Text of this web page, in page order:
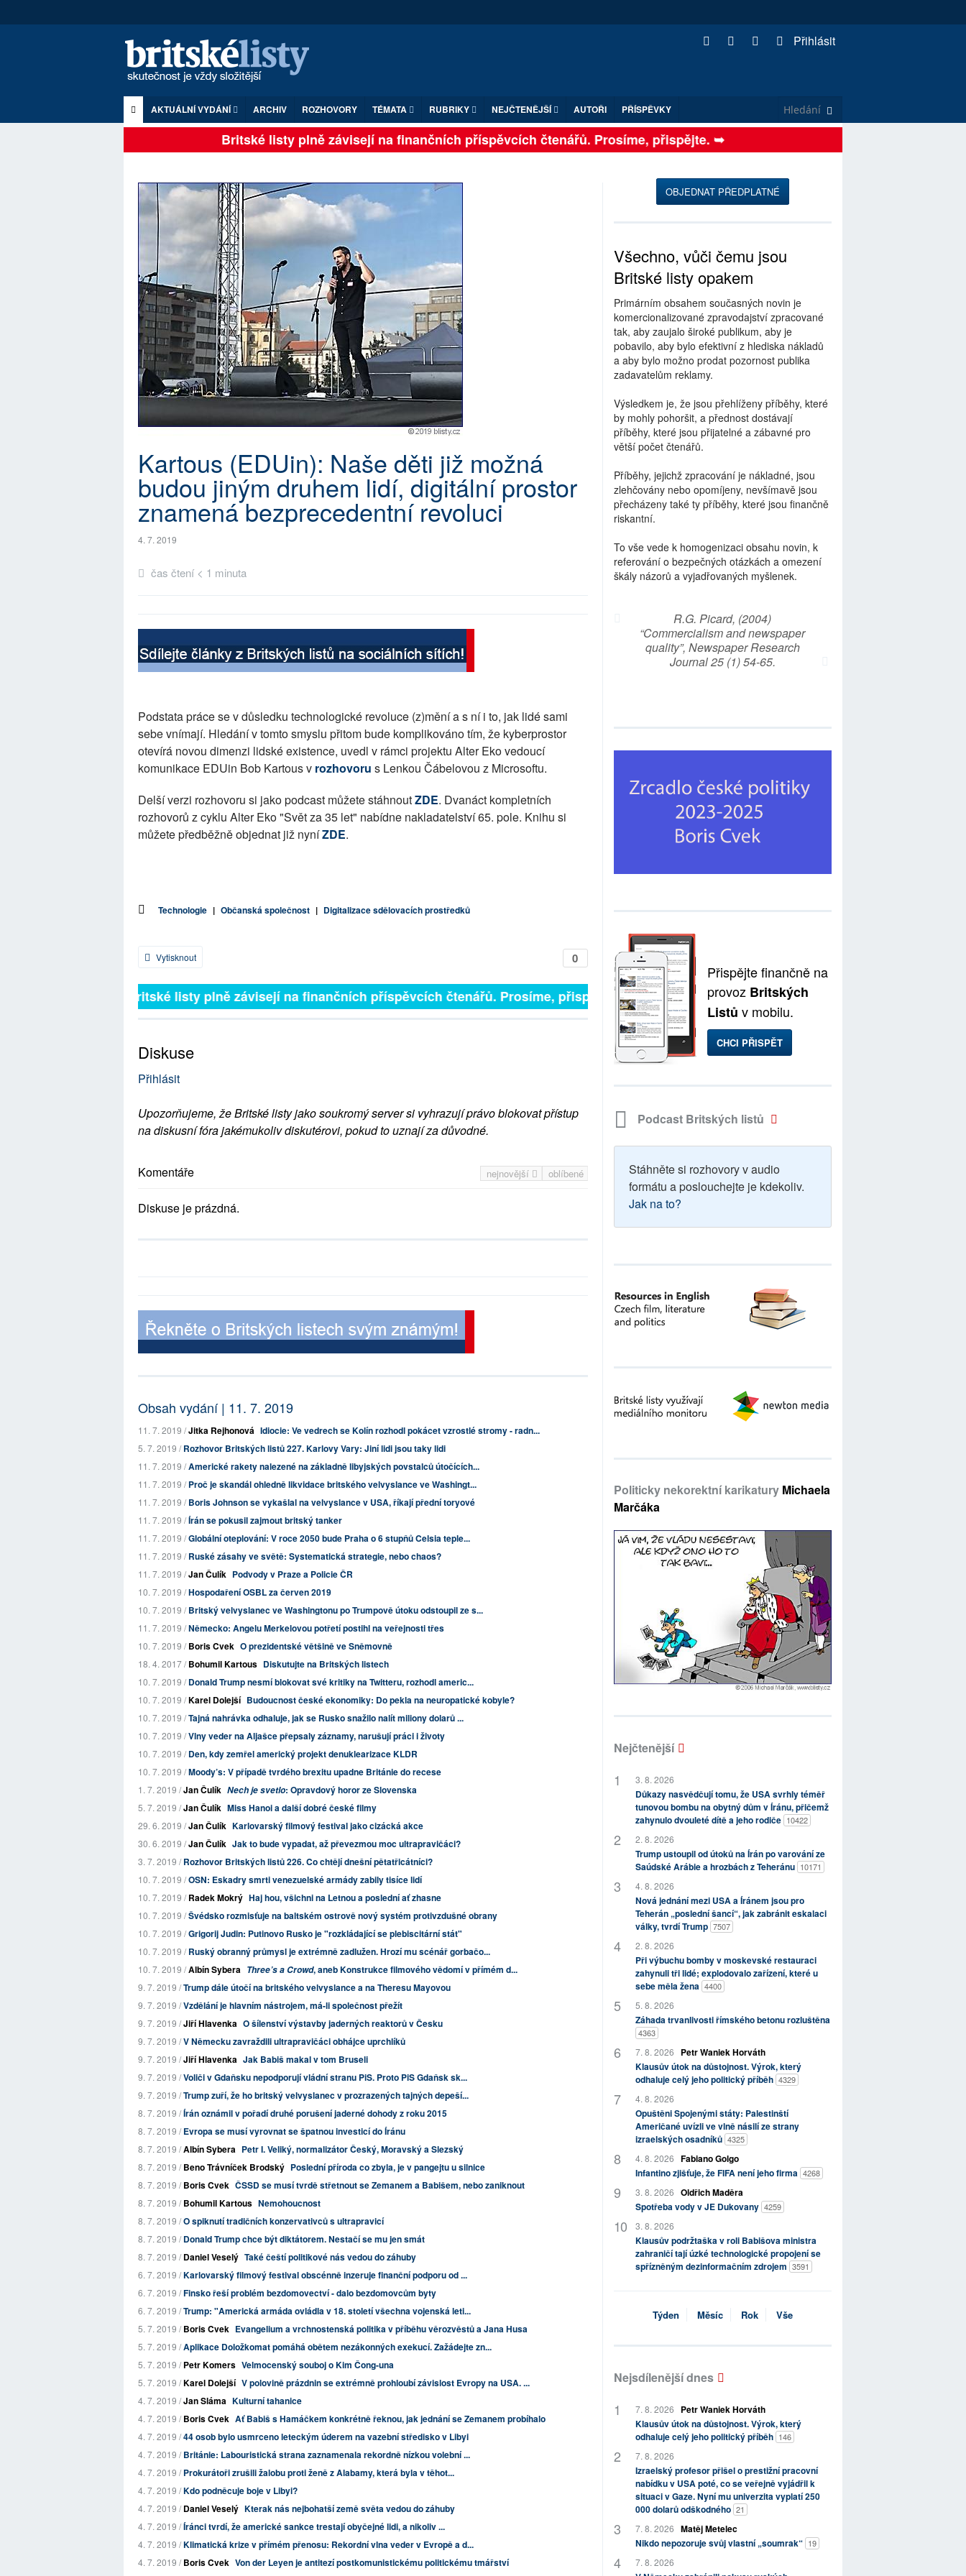
Přihlásit
AKTUÁLNÍ VYDÁNÍ ARCHIV ROZHOVORY TÉMATA RUBRIKY NEJČTENĚJŠÍ AUTOŘI PŘÍSPĚVKY
Britské listy plně závisejí na finančních příspěvcích čtenářů. Prosíme, přispějte. ➥
Kartous (EDUin): Naše děti již možná
budou jiným druhem lidí, digitální prostor
znamená bezprecedentní revoluci
4. 7. 2019
čas čtení < 1 minuta
Podstata práce se v důsledku technologické revoluce (z)mění a s ní i to, jak lidé sami
sebe vnímají. Hledání v tomto smyslu přitom bude komplikováno tím, že kyberprostor
otevírá novou dimenzi lidské existence, uvedl v rámci projektu Alter Eko vedoucí
komunikace EDUin Bob Kartous v rozhovoru s Lenkou Čábelovou z Microsoftu.
Delší verzi rozhovoru si jako podcast můžete stáhnoutZDE. Dvanáct kompletních
rozhovorů z cyklu Alter Eko "Svět za 35 let" nabídne nakladatelství 65. pole. Knihu si
můžete předběžně objednat již nyníZDE.
Technologie | Občanská společnost | Digitalizace sdělovacích prostředků
0
Vytisknout
Britské listy plně závisejí na finančních příspěvcích čtenářů. Prosíme, přispějte. ➥
Diskuse
Přihlásit
Upozorňujeme, že Britské listy jako soukromý server si vyhrazují právo blokovat přístup
na diskusní fóra jakémukoliv diskutérovi, pokud to uznají za důvodné.
nejnovější oblíbené
Komentáře
Diskuse je prázdná.
Obsah vydání | 11. 7. 2019
11. 7. 2019 /Jitka Rejhonová Idiocie: Ve vedrech se Kolín rozhodl pokácet vzrostlé stromy - radn...
5. 7. 2019 /Rozhovor Britských listů 227. Karlovy Vary: Jiní lidi jsou taky lidi
11. 7. 2019 /Americké rakety nalezené na základně libyjských povstalců útočících...
11. 7. 2019 /Proč je skandál ohledně likvidace britského velvyslance ve Washingt...
11. 7. 2019 /Boris Johnson se vykašlal na velvyslance v USA, říkají přední toryové
11. 7. 2019 /Írán se pokusil zajmout britský tanker
11. 7. 2019 /Globální oteplování: V roce 2050 bude Praha o 6 stupňů Celsia teple...
11. 7. 2019 /Ruské zásahy ve světě: Systematická strategie, nebo chaos?
11. 7. 2019 /Jan Čulík Podvody v Praze a Policie ČR
10. 7. 2019 /Hospodaření OSBL za červen 2019
10. 7. 2019 /Britský velvyslanec ve Washingtonu po Trumpově útoku odstoupil ze s...
11. 7. 2019 /Německo: Angelu Merkelovou potřetí postihl na veřejnosti třes
10. 7. 2019 /Boris Cvek O prezidentské většině ve Sněmovně
18. 4. 2017 /Bohumil Kartous Diskutujte na Britských listech
10. 7. 2019 /Donald Trump nesmí blokovat své kritiky na Twitteru, rozhodl americ...
10. 7. 2019 /Karel Dolejší Budoucnost české ekonomiky: Do pekla na neuropatické kobyle?
10. 7. 2019 /Tajná nahrávka odhaluje, jak se Rusko snažilo nalít miliony dolarů ...
10. 7. 2019 /Vlny veder na Aljašce přepsaly záznamy, narušují práci i životy
10. 7. 2019 /Den, kdy zemřel americký projekt denuklearizace KLDR
10. 7. 2019 /Moody’s: V případě tvrdého brexitu upadne Británie do recese
1. 7. 2019 /Jan Čulík Nech je svetlo: Opravdový horor ze Slovenska
5. 7. 2019 /Jan Čulík Miss Hanoi a další dobré české filmy
29. 6. 2019 /Jan Čulík Karlovarský filmový festival jako cizácká akce
30. 6. 2019 /Jan Čulík Jak to bude vypadat, až převezmou moc ultrapravičáci?
3. 7. 2019 /Rozhovor Britských listů 226. Co chtějí dnešní pětatřicátníci?
10. 7. 2019 /OSN: Eskadry smrti venezuelské armády zabily tisíce lidí
10. 7. 2019 /Radek Mokrý Haj hou, všichni na Letnou a poslední ať zhasne
10. 7. 2019 /Švédsko rozmisťuje na baltském ostrově nový systém protivzdušné obrany
10. 7. 2019 /Grigorij Judin: Putinovo Rusko je "rozkládající se plebiscitární stát"
10. 7. 2019 /Ruský obranný průmysl je extrémně zadlužen. Hrozí mu scénář gorbačo...
10. 7. 2019 /Albín Sybera Three’s a Crowd, aneb Konstrukce filmového vědomí v přímém d...
9. 7. 2019 /Trump dále útočí na britského velvyslance a na Theresu Mayovou
9. 7. 2019 /Vzdělání je hlavním nástrojem, má-li společnost přežít
9. 7. 2019 /Jiří Hlavenka O šílenství výstavby jaderných reaktorů v Česku
9. 7. 2019 /V Německu zavraždili ultrapravičáci obhájce uprchlíků
9. 7. 2019 /Jiří Hlavenka Jak Babiš makal v tom Bruseli
9. 7. 2019 /Voliči v Gdaňsku nepodporují vládní stranu PiS. Proto PiS Gdaňsk sk...
9. 7. 2019 /Trump zuří, že ho britský velvyslanec v prozrazených tajných depeší...
8. 7. 2019 /Írán oznámil v pořadí druhé porušení jaderné dohody z roku 2015
8. 7. 2019 /Evropa se musí vyrovnat se špatnou investicí do Íránu
8. 7. 2019 /Albín Sybera Petr I. Veliký, normalizátor Český, Moravský a Slezský
8. 7. 2019 /Beno Trávníček Brodský Poslední příroda co zbyla, je v pangejtu u silnice
8. 7. 2019 /Boris Cvek ČSSD se musí tvrdě střetnout se Zemanem a Babišem, nebo zaniknout
8. 7. 2019 /Bohumil Kartous Nemohoucnost
8. 7. 2019 /O spiknutí tradičních konzervativců s ultrapravicí
8. 7. 2019 /Donald Trump chce být diktátorem. Nestačí se mu jen smát
8. 7. 2019 /Daniel Veselý Také čeští politikové nás vedou do záhuby
6. 7. 2019 /Karlovarský filmový festival obscénně inzeruje finanční podporu od ...
6. 7. 2019 /Finsko řeší problém bezdomovectví - dalo bezdomovcům byty
6. 7. 2019 /Trump: "Americká armáda ovládla v 18. století všechna vojenská leti...
5. 7. 2019 /Boris Cvek Evangelium a vrchnostenská politika v příběhu věrozvěstů a Jana Husa
5. 7. 2019 /Aplikace Doložkomat pomáhá obětem nezákonných exekucí. Zažádejte zn...
5. 7. 2019 /Petr Komers Velmocenský souboj o Kim Čong-una
5. 7. 2019 /Karel Dolejší V polovině prázdnin se extrémně prohloubí závislost Evropy na USA. ...
4. 7. 2019 /Jan Sláma Kulturní tahanice
4. 7. 2019 /Boris Cvek Ať Babiš s Hamáčkem konkrétně řeknou, jak jednání se Zemanem probíhalo
4. 7. 2019 /44 osob bylo usmrceno leteckým úderem na vazební středisko v Libyi
4. 7. 2019 /Británie: Labouristická strana zaznamenala rekordně nízkou volební ...
4. 7. 2019 /Prokurátoři zrušili žalobu proti ženě z Alabamy, která byla v těhot...
4. 7. 2019 /Kdo podněcuje boje v Libyi?
4. 7. 2019 /Daniel Veselý Kterak nás nejbohatší země světa vedou do záhuby
4. 7. 2019 /Íránci tvrdí, že americké sankce trestají obyčejné lidi, a nikoliv ...
4. 7. 2019 /Klimatická krize v přímém přenosu: Rekordní vlna veder v Evropě a d...
4. 7. 2019 /Boris Cvek Von der Leyen je antitezí postkomunistickému politickému tmářství
OBJEDNAT PŘEDPLATNÉ
Všechno, vůči čemu jsou
Britské listy opakem
Primárním obsahem současných novin je
komercionalizované zpravodajství zpracované
tak, aby zaujalo široké publikum, aby je
pobavilo, aby bylo efektivní z hlediska nákladů
a aby bylo možno prodat pozornost publika
zadavatelům reklamy.
Výsledkem je, že jsou přehlíženy příběhy, které
by mohly pohoršit, a přednost dostávají
příběhy, které jsou přijatelné a zábavné pro
větší počet čtenářů.
Příběhy, jejichž zpracování je nákladné, jsou
zlehčovány nebo opomíjeny, nevšímavě jsou
přecházeny také ty příběhy, které jsou finančně
riskantní.
To vše vede k homogenizaci obsahu novin, k
referování o bezpečných otázkách a omezení
škály názorů a vyjadřovaných myšlenek.
R.G. Picard, (2004)
“Commercialism and newspaper
quality”, Newspaper Research
Journal 25 (1) 54-65.
Přispějte finančně na
provoz Britských
Listů v mobilu.
CHCI PŘISPĚT
Podcast Britských listů
Stáhněte si rozhovory v audio
formátu a poslouchejte je kdekoliv.
Jak na to?
Politicky nekorektní karikatury Michaela
Marčáka
Nejčtenější
3. 8. 2026
Důkazy nasvědčují tomu, že USA svrhly téměř
tunovou bombu na obytný dům v Íránu, přičemž
zahynulo dvouleté dítě a jeho rodiče 10422
2. 8. 2026
Trump ustoupil od útoků na Írán po varování ze
Saúdské Arábie a hrozbách z Teheránu 10171
4. 8. 2026
Nová jednání mezi USA a Íránem jsou pro
Teherán „poslední šancí“, jak zabránit eskalaci
války, tvrdí Trump 7507
2. 8. 2026
Při výbuchu bomby v moskevské restauraci
zahynuli tři lidé; explodovalo zařízení, které u
sebe měla žena 4400
5. 8. 2026
Záhada trvanlivosti římského betonu rozluštěna
4363
7. 8. 2026
Petr Waniek Horváth
Klausův útok na důstojnost. Výrok, který
odhaluje celý jeho politický příběh 4329
4. 8. 2026
Opuštěni Spojenými státy: Palestinští
Američané uvízli ve vlně násilí ze strany
izraelských osadníků 4325
4. 8. 2026 Fabiano Golgo
Infantino zjišťuje, že FIFA není jeho firma 4268
3. 8. 2026 Oldřich Maděra
Spotřeba vody v JE Dukovany 4259
3. 8. 2026
Klausův podržtaška v roli Babišova ministra
zahraničí tají úzké technologické propojení se
spřízněným dezinformačním zdrojem 3591
Týden Měsíc Rok Vše
Nejsdílenější dnes
7. 8. 2026
Petr Waniek Horváth
Klausův útok na důstojnost. Výrok, který
odhaluje celý jeho politický příběh 146
7. 8. 2026
Izraelský profesor přišel o prestižní pracovní
nabídku v USA poté, co se veřejně vyjádřil k
situaci v Gaze. Nyní mu univerzita vyplatí 250
000 dolarů odškodného 21
7. 8. 2026 Matěj Metelec
Nikdo nepozoruje svůj vlastní „soumrak“ 19
7. 8. 2026